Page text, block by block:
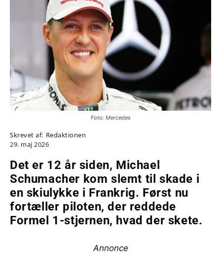
Foto: Mercedes
Skrevet af: Redaktionen
29. maj 2026
Det er 12 år siden, Michael
Schumacher kom slemt til skade i
en skiulykke i Frankrig. Først nu
fortæller piloten, der reddede
Formel 1-stjernen, hvad der skete.
Annonce